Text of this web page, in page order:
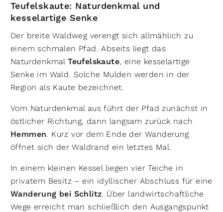
Teufelskaute: Naturdenkmal und
kesselartige Senke
Der breite Waldweg verengt sich allmählich zu
einem schmalen Pfad. Abseits liegt das
NaturdenkmalTeufelskaute, eine kesselartige
Senke im Wald. Solche Mulden werden in der
Region als Kaute bezeichnet.
Vom Naturdenkmal aus führt der Pfad zunächst in
östlicher Richtung, dann langsam zurück nach
Hemmen. Kurz vor dem Ende der Wanderung
öffnet sich der Waldrand ein letztes Mal.
In einem kleinen Kessel liegen vier Teiche in
privatem Besitz – ein idyllischer Abschluss für eine
Wanderung bei Schlitz. Über landwirtschaftliche
Wege erreicht man schließlich den Ausgangspunkt